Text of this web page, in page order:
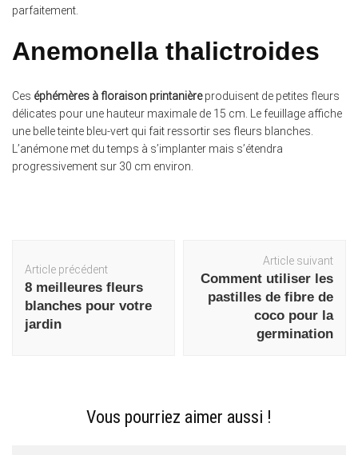
parfaitement.
Anemonella thalictroides
Ces éphémères à floraison printanièreproduisent de petites fleurs
délicates pour une hauteur maximale de 15 cm. Le feuillage affiche
une belle teinte bleu-vert qui fait ressortir ses fleurs blanches.
L’anémone met du temps à s’implanter mais s’étendra
progressivement sur 30 cm environ.
d'article
Article précédent
8 meilleures fleurs
blanches pour votre
jardin
Article suivant
Comment utiliser les
pastilles de fibre de
coco pour la
germination
Vous pourriez aimer aussi !